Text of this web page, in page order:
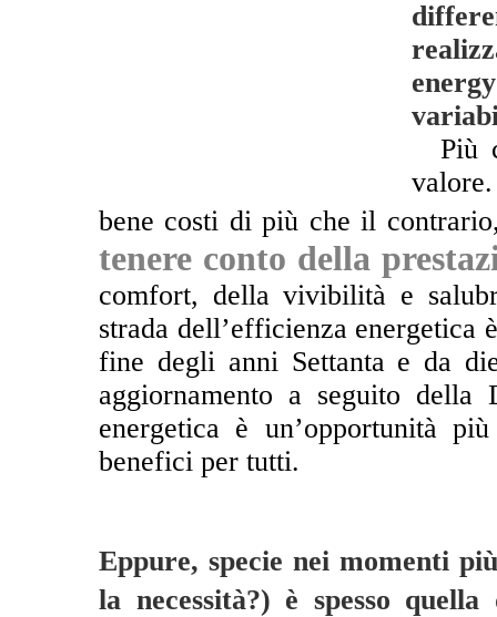
Più
bene costi di più che il
tenere conto della
comfort, della vivibilità e
strada dell’efficienza energetica
fine degli anni Settanta e da
aggiornamento a seguito
energetica è un’opportunità
benefici per tutti.
Eppure, specie nei momenti
la necessità?) è spesso